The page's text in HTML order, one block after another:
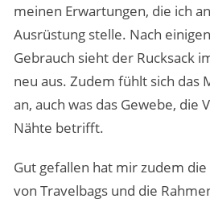
meinen Erwartungen, die ich
Ausrüstung stelle. Nach
Gebrauch sieht der Rucksack
neu aus. Zudem fühlt sich das
an, auch was das Gewebe, die
Nähte betrifft.
Gut gefallen hat mir zudem
von Travelbags und die